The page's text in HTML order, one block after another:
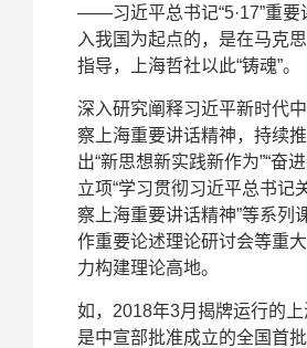
——习近平总书记“5·17”重要
入我国为起点的，是在马克
指导，上海哲社以此“铸魂”。
深入研究阐释习近平新时代
察上海重要讲话精神，持续
出“新思想新实践新作为”“奋
立项“学习贯彻习近平总书记
察上海重要讲话精神”等系列
作重要论述理论研讨会等重
力构建理论高地。
如，2018年3月揭牌运行的
是中宣部批准成立的全国首